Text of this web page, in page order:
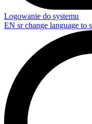
Logowanie do systemu
EN sr change language to